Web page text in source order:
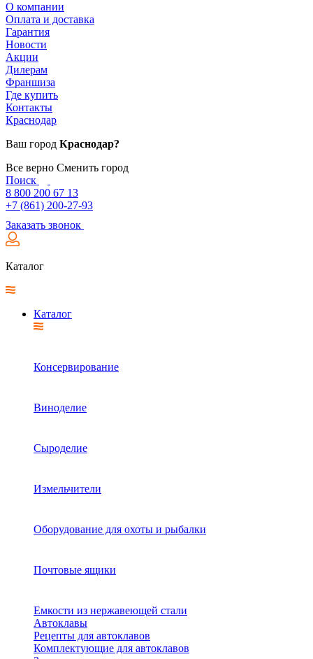
О компании
Оплата и доставка
Гарантия
Новости
Акции
Дилерам
Франшиза
Где купить
Контакты
Краснодар
Ваш город Краснодар?
Все верно Сменить город
Поиск
8 800 200 67 13
+7 (861) 200-27-93
Заказать звонок
Каталог
Каталог
Консервирование
Виноделие
Сыроделие
Измельчители
Оборудование для охоты и рыбалки
Почтовые ящики
Емкости из нержавеющей стали
Автоклавы
Рецепты для автоклавов
Комплектующие для автоклавов